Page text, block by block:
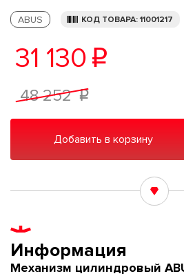
ABUS КОД ТОВАРА: 11001217
31 130 p
48 252 p
Добавить в корзину
Информация
Механизм цилиндровый